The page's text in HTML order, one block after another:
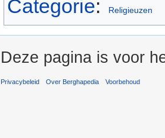
Categorie: Religieuzen
Deze pagina is voor
Privacybeleid Over Berghapedia Voorbehoud